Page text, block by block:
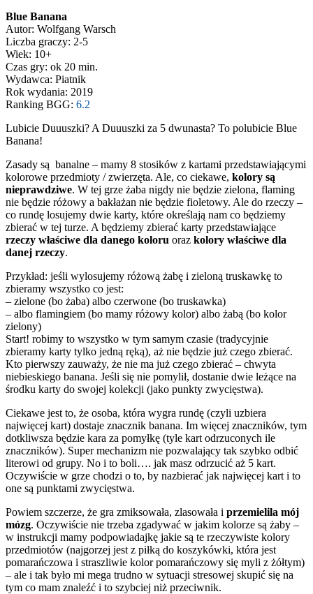
Blue Banana
Autor: Wolfgang Warsch
Liczba graczy: 2-5
Wiek: 10+
Czas gry: ok 20 min.
Wydawca: Piatnik
Rok wydania: 2019
Ranking BGG: 6.2
Lubicie Duuuszki? A Duuuszki za 5 dwunasta? To polubicie Blue
Banana!
Zasady są banalne – mamy 8 stosików z kartami przedstawiającymi
kolorowe przedmioty / zwierzęta. Ale, co ciekawe, kolory są
nieprawdziwe. W tej grze żaba nigdy nie będzie zielona, flaming
nie będzie różowy a bakłażan nie będzie fioletowy. Ale do rzeczy –
co rundę losujemy dwie karty, które określają nam co będziemy
zbierać w tej turze. A będziemy zbierać karty przedstawiające
rzeczy właściwe dla danego koloru oraz kolory właściwe dla
danej rzeczy.
Przykład: jeśli wylosujemy różową żabę i zieloną truskawkę to
zbieramy wszystko co jest:
– zielone (bo żaba) albo czerwone (bo truskawka)
– albo flamingiem (bo mamy różowy kolor) albo żabą (bo kolor
zielony)
Start! robimy to wszystko w tym samym czasie (tradycyjnie
zbieramy karty tylko jedną ręką), aż nie będzie już czego zbierać.
Kto pierwszy zauważy, że nie ma już czego zbierać – chwyta
niebieskiego banana. Jeśli się nie pomylił, dostanie dwie leżące na
środku karty do swojej kolekcji (jako punkty zwycięstwa).
Ciekawe jest to, że osoba, która wygra rundę (czyli uzbiera
najwięcej kart) dostaje znacznik banana. Im więcej znaczników, tym
dotkliwsza będzie kara za pomyłkę (tyle kart odrzuconych ile
znaczników). Super mechanizm nie pozwalający tak szybko odbić
literowi od grupy. No i to boli…. jak masz odrzucić aż 5 kart.
Oczywiście w grze chodzi o to, by nazbierać jak najwięcej kart i to
one są punktami zwycięstwa.
Powiem szczerze, że gra zmiksowała, zlasowała i przemielila mój
mózg. Oczywiście nie trzeba zgadywać w jakim kolorze są żaby –
w instrukcji mamy podpowiadajkę jakie są te rzeczywiste kolory
przedmiotów (najgorzej jest z piłką do koszykówki, która jest
pomarańczowa i straszliwie kolor pomarańczowy się myli z żółtym)
– ale i tak było mi mega trudno w sytuacji stresowej skupić się na
tym co mam znaleźć i to szybciej niż przeciwnik.